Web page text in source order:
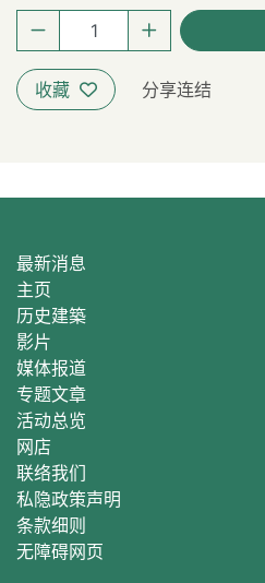
收藏 分享连结
最新消息
主页
历史建築
影片
媒体报道
专题文章
活动总览
网店
联络我们
私隐政策声明
条款细则
无障碍网页